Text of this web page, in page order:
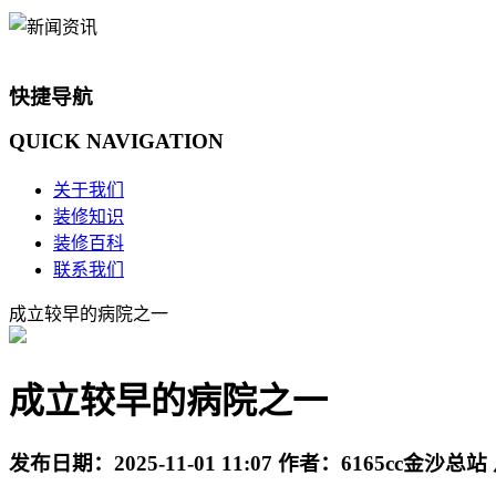
快捷导航
QUICK NAVIGATION
关于我们
装修知识
装修百科
联系我们
成立较早的病院之一
成立较早的病院之一
发布日期： 2025-11-01 11:07 作者： 6165cc金沙总站